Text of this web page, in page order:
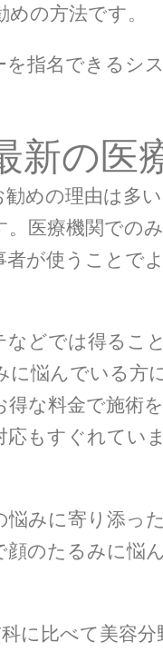
の方法です。
指名できるシ
新の医
めの理由は多
医療機関での
が使うことで
どでは得るこ
悩んでいる方
な料金で施術
もすぐれてい
みに寄り添っ
のたるみに悩
に比べて美容